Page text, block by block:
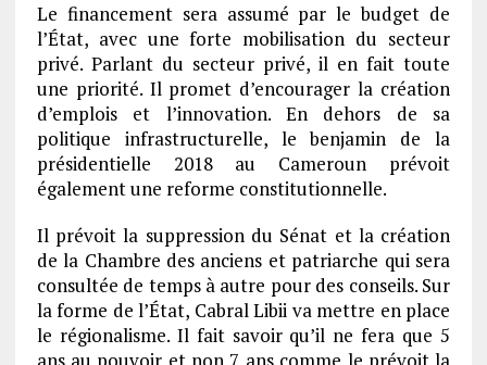
Le financement sera assumé par le budget de
l’État, avec une forte mobilisation du secteur
privé. Parlant du secteur privé, il en fait toute
une priorité. Il promet d’encourager la création
d’emplois et l’innovation. En dehors de sa
politique infrastructurelle, le benjamin de la
présidentielle 2018 au Cameroun prévoit
également une reforme constitutionnelle.
Il prévoit la suppression du Sénat et la création
de la Chambre des anciens et patriarche qui sera
consultée de temps à autre pour des conseils. Sur
la forme de l’État, Cabral Libii va mettre en place
le régionalisme. Il fait savoir qu’il ne fera que 5